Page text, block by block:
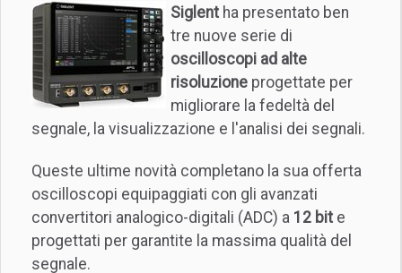
Siglent ha presentato ben
tre nuove serie di
oscilloscopi ad alte
risoluzione progettate per
migliorare la fedeltà del
segnale, la visualizzazione e l'analisi dei segnali.
Queste ultime novità completano la sua offerta
oscilloscopi equipaggiati con gli avanzati
convertitori analogico-digitali (ADC) a 12 bit e
progettati per garantite la massima qualità del
segnale.